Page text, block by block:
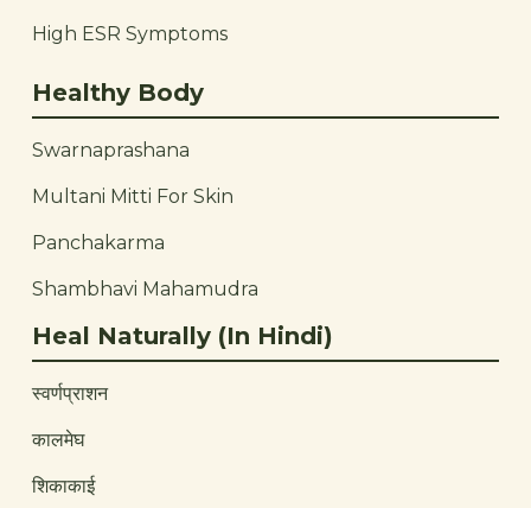
High ESR Symptoms
Healthy Body
Swarnaprashana
Multani Mitti For Skin
Panchakarma
Shambhavi Mahamudra
Heal Naturally (In Hindi)
स्वर्णप्राशन
कालमेघ
शिकाकाई